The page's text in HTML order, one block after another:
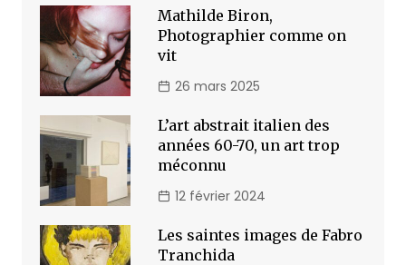
Mathilde Biron,
Photographier comme on
vit
26 mars 2025
L’art abstrait italien des
années 60-70, un art trop
méconnu
12 février 2024
Les saintes images de Fabro
Tranchida